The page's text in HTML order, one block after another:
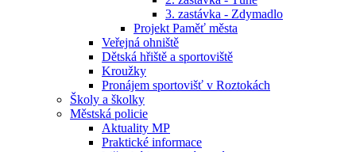
3. zastávka - Zdymadlo
Projekt Paměť města
Veřejná ohniště
Dětská hřiště a sportoviště
Kroužky
Pronájem sportovišť v Roztokách
Školy a školky
Městská policie
Aktuality MP
Praktické informace